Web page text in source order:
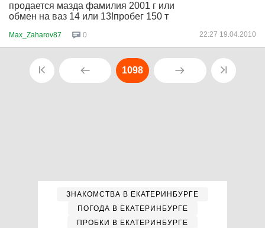
продается мазда фамилия 2001 г или
обмен на ваз 14 или 13!пробег 150 т
Max_Zaharov87 0 22:27 19.04.2010
1098
ЗНАКОМСТВА В ЕКАТЕРИНБУРГЕ
ПОГОДА В ЕКАТЕРИНБУРГЕ
ПРОБКИ В ЕКАТЕРИНБУРГЕ